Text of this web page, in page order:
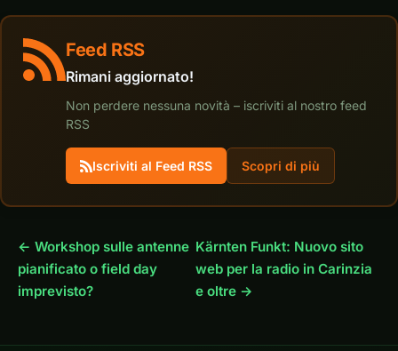
Feed RSS
Rimani aggiornato!
Non perdere nessuna novità – iscriviti al nostro feed
RSS
Iscriviti al Feed RSS Scopri di più
← Workshop sulle antenne
pianificato o field day
imprevisto?
Kärnten Funkt: Nuovo sito
web per la radio in Carinzia
e oltre →